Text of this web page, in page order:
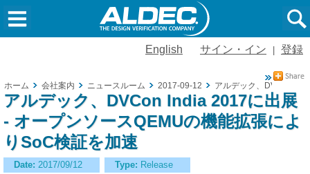
English サイン・イン 登録
ホーム 会社案内 ニュースルーム 2017-09-12 アルデック、DVCon
アルデック、DVCon India 2017に出展
- オープンソースQEMUの機能拡張によ
りSoC検証を加速
Date: 2017/09/12 Type: Release